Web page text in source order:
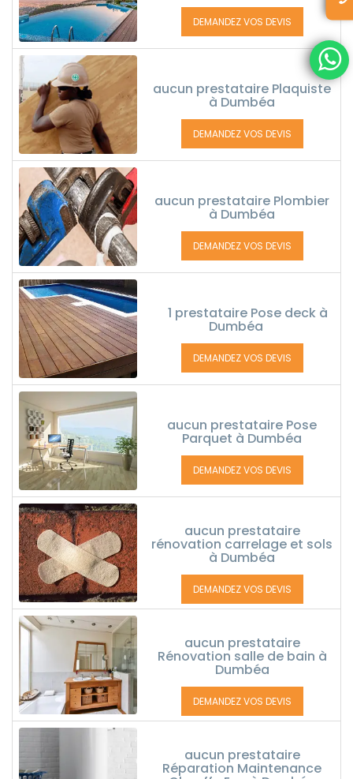
DEMANDEZ VOS DEVIS
aucun prestataire Plaquiste
à Dumbéa
DEMANDEZ VOS DEVIS
aucun prestataire Plombier
à Dumbéa
DEMANDEZ VOS DEVIS
1 prestataire Pose deck à
Dumbéa
DEMANDEZ VOS DEVIS
aucun prestataire Pose
Parquet à Dumbéa
DEMANDEZ VOS DEVIS
aucun prestataire
rénovation carrelage et sols
à Dumbéa
DEMANDEZ VOS DEVIS
aucun prestataire
Rénovation salle de bain à
Dumbéa
DEMANDEZ VOS DEVIS
aucun prestataire
Réparation Maintenance